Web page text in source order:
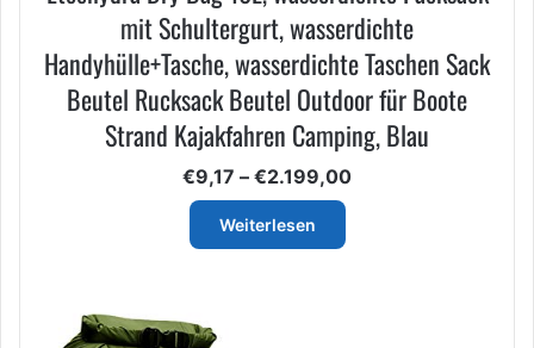
mit Schultergurt, wasserdichte
Handyhülle+Tasche, wasserdichte Taschen Sack
Beutel Rucksack Beutel Outdoor für Boote
Strand Kajakfahren Camping, Blau
€9,17 – €2.199,00Preisspanne:
Weiterlesen